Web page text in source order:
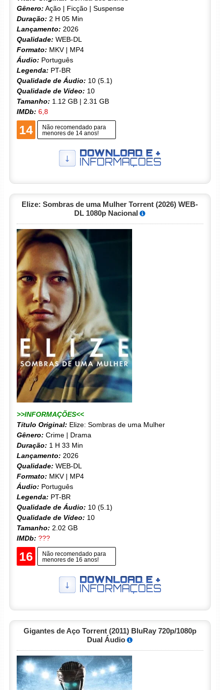
Gênero: Ação | Ficção | Suspense
Duração: 2 H 05 Min
Lançamento: 2026
Qualidade: WEB-DL
Formato: MKV | MP4
Áudio: Português
Legenda: PT-BR
Qualidade de Áudio: 10 (5.1)
Qualidade de Vídeo: 10
Tamanho: 1.12 GB | 2.31 GB
IMDb: 6,8
14
Não recomendado para
menores de 14 anos!
Elize: Sombras de uma Mulher Torrent (2026) WEB-
DL 1080p Nacional
>>INFORMAÇÕES<<
Título Original: Elize: Sombras de uma Mulher
Gênero: Crime | Drama
Duração: 1 H 33 Min
Lançamento: 2026
Qualidade: WEB-DL
Formato: MKV | MP4
Áudio: Português
Legenda: PT-BR
Qualidade de Áudio: 10 (5.1)
Qualidade de Vídeo: 10
Tamanho: 2.02 GB
IMDb: ???
16
Não recomendado para
menores de 16 anos!
Gigantes de Aço Torrent (2011) BluRay 720p/1080p
Dual Áudio